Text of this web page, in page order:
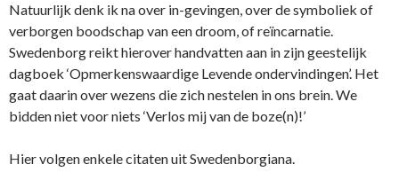
Natuurlijk denk ik na over in-gevingen, over de symboliek of
verborgen boodschap van een droom, of reïncarnatie.
Swedenborg reikt hierover handvatten aan in zijn geestelijk
dagboek ‘Opmerkenswaardige Levende o­ndervindingen’. Het
gaat daarin over wezens die zich nestelen in o­ns brein. We
bidden niet voor niets ‘Verlos mij van de boze(n)!’
Hier volgen enkele citaten uit Swedenborgiana.